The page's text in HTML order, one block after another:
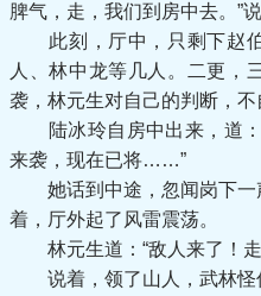
脾气，走，我们到房中去。”
此刻，厅中，只剩下赵伯
人、林中龙等几人。二更，
袭，林元生对自己的判断，不
陆冰玲自房中出来，道：
来袭，现在已将……”
她话到中途，忽闻岗下一
着，厅外起了风雷震荡。
林元生道：“敌人来了！走
说着，领了山人，武林怪